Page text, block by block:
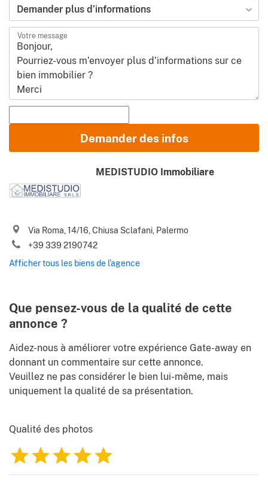
Demander plus d’informations
Votre message
Prénom et Nom
Téléphone (y compris l’indicatif de pays)
confidentialité
nouvelles du marché, les astuces et les conseils de Gate-
Demander des infos
MEDISTUDIO Immobiliare
Via Roma, 14/16, Chiusa Sclafani, Palermo
+39 339 2190742
Afficher tous les biens de l’agence
Que pensez-vous de la qualité de cette
annonce ?
Aidez-nous à améliorer votre expérience Gate-away en
donnant un commentaire sur cette annonce.
Veuillez ne pas considérer le bien lui-même, mais
uniquement la qualité de sa présentation.
Qualité des photos
1 2 3 4 5